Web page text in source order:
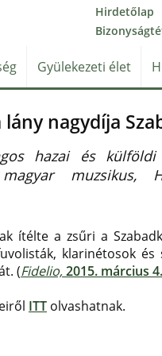
Hirdetőlap
Gyülekezeti élet
nagydíja
hazai és külföldi
muzsikus,
ítélte a zsűri a
klarinétosok
(Fidelio,2015. március 4.
ITT olvashatnak.